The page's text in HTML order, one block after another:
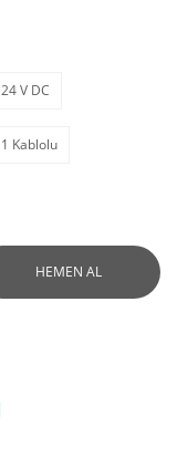
24 V DC
1 Kablolu
HEMEN AL